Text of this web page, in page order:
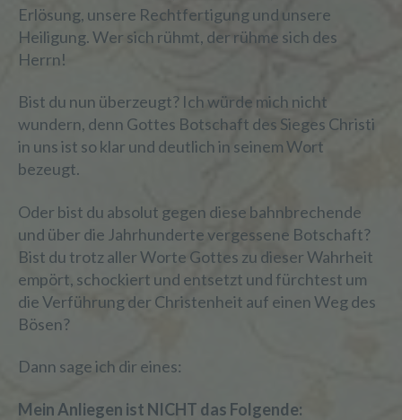
Erlösung, unsere Rechtfertigung und unsere
Heiligung. Wer sich rühmt, der rühme sich des
Herrn!
Bist du nun überzeugt? Ich würde mich nicht
wundern, denn Gottes Botschaft des Sieges Christi
in uns ist so klar und deutlich in seinem Wort
bezeugt.
Oder bist du absolut gegen diese bahnbrechende
und über die Jahrhunderte vergessene Botschaft?
Bist du trotz aller Worte Gottes zu dieser Wahrheit
empört, schockiert und entsetzt und fürchtest um
die Verführung der Christenheit auf einen Weg des
Bösen?
Dann sage ich dir eines:
Mein Anliegen ist NICHT das Folgende: